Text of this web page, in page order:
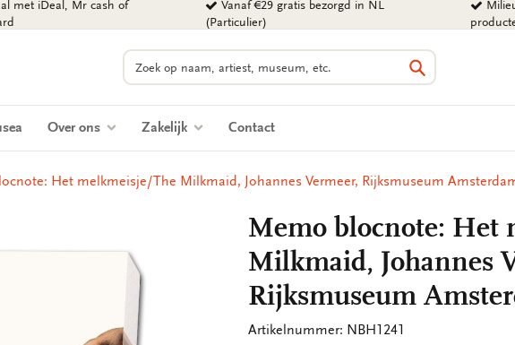
met iDeal, Mr cash of
Vanaf €29 gratis bezorgd in NL
(Particulier)
Zoeken
Zoeken
Over ons Zakelijk Contact
Het melkmeisje/The Milkmaid, Johannes Vermeer, Rijksmuseum
Memo blocnote: Het
Milkmaid, Johannes
Rijksmuseum
Artikelnummer: NBH1241